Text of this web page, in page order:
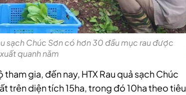
sạch Chúc Sơn có hơn 30 đầu mục rau được
quanh năm
gia, đến nay, HTX Rau quả sạch Chúc
trên diện tích 15ha, trong đó 10ha theo tiêu